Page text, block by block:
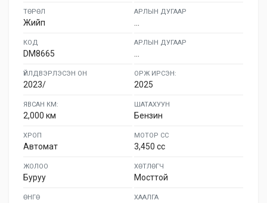
ТӨРӨЛ
Жийп
АРЛЫН ДУГААР
КОД
DM8665
АРЛЫН ДУГААР
ҮЙЛДВЭРЛЭСЭН ОН
2023/
ОРЖ ИРСЭН:
2025
ЯВСАН КМ:
2,000 км
ШАТАХУУН
Бензин
ХРОП
Автомат
МОТОР СС
3,450 cc
ЖОЛОО
Буруу
ХӨТЛӨГЧ
Мосттой
ӨНГӨ ХААЛГА